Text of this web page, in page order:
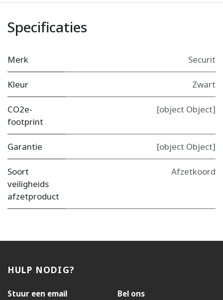
Specificaties
Merk Securit
Kleur Zwart
CO2e-
footprint
[object Object]
Garantie [object Object]
Soort
veiligheids
afzetproduct
Afzetkoord
HULP NODIG?
Stuur een email Bel ons